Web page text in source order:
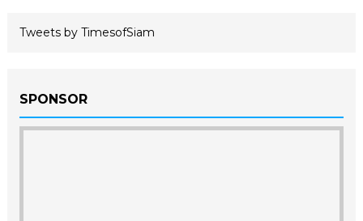
Tweets by TimesofSiam
SPONSOR